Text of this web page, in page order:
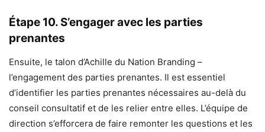
Étape 10. S’engager avec les parties
prenantes
Ensuite, le talon d’Achille du Nation Branding –
l’engagement des parties prenantes. Il est essentiel
d’identifier les parties prenantes nécessaires au-delà du
conseil consultatif et de les relier entre elles. L’équipe de
direction s’efforcera de faire remonter les questions et les